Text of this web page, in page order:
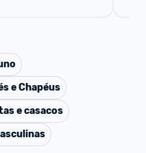
e Chapéus
e casacos